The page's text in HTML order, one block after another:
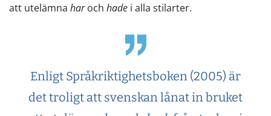
att utelämna haroch hade i alla stilarter.
Enligt Språkriktighetsboken (2005) är
det troligt att svenskan lånat in bruket